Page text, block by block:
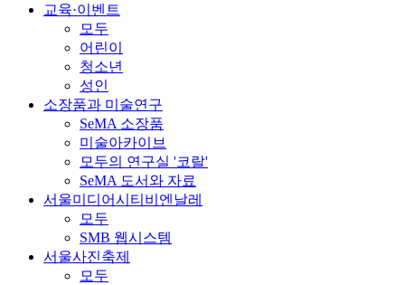
교육·이벤트
모두
어린이
청소년
성인
소장품과 미술연구
SeMA 소장품
미술아카이브
모두의 연구실 '코랄'
SeMA 도서와 자료
서울미디어시티비엔날레
모두
SMB 웹시스템
서울사진축제
모두